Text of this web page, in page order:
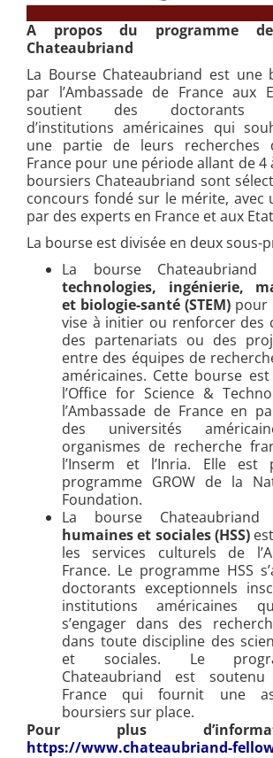
A propos du programme
Chateaubriand
La Bourse Chateaubriand est une
par l’Ambassade de France aux
soutient des doctorants
d’institutions américaines qui
une partie de leurs recherches
France pour une période allant de 4
boursiers Chateaubriand sont
concours fondé sur le mérite, avec
par des experts en France et aux
La bourse est divisée en deux sous-
La bourse Chateaubriand
technologies, ingénierie,
et biologie-santé (STEM) pour
vise à initier ou renforcer des
des partenariats ou des
entre des équipes de
américaines. Cette bourse
l’Office for Science &
l’Ambassade de France en
des universités
organismes de recherche
l’Inserm et l’Inria. Elle est
programme GROW de la
Foundation.
La bourse
humaines et sociales (HSS)
les services culturels de
France. Le programme HSS
doctorants exceptionnels
institutions américaines
s’engager dans des
dans toute discipline des
et sociales. Le
Chateaubriand est
France qui fournit une
boursiers sur place.
Pour plus
https://www.chateaubriand-